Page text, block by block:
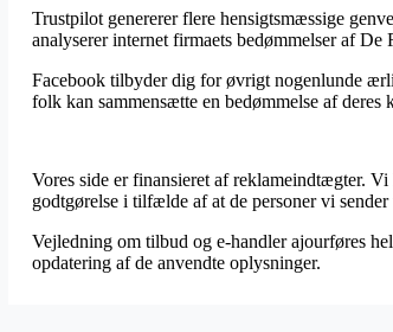
Trustpilot genererer flere hensigtsmæssige
analyserer internet firmaets bedømmelser af
Facebook tilbyder dig for øvrigt nogenlunde
folk kan sammensætte en bedømmelse af
Vores side er finansieret af reklameindtægter.
godtgørelse i tilfælde af at de personer vi
Vejledning om tilbud og e-handler ajourføres
opdatering af de anvendte oplysninger.